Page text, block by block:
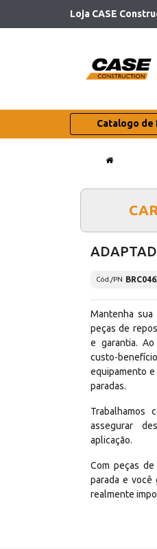
Loja CASE
Catalogo de
Cód./PN
Mantenha sua
peças de
e garantia.
custo-
equipamento
paradas.
Trabalhamos
assegurar
aplicação.
Com peças
parada e você
realmente